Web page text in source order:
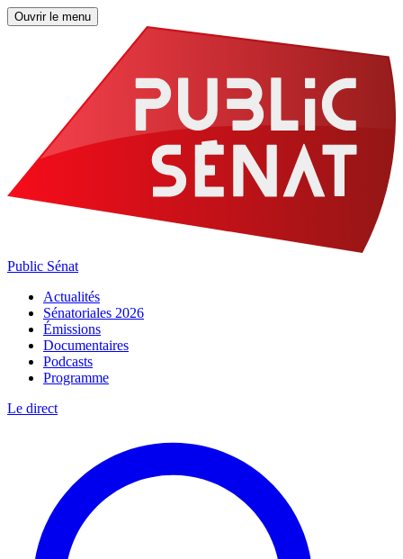
Ouvrir le menu
Public Sénat
Actualités
Sénatoriales 2026
Émissions
Documentaires
Podcasts
Programme
Le direct